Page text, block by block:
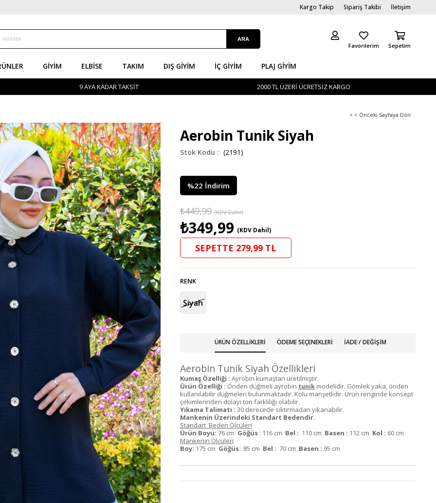
Kargo Takip Sipariş Takibi İletişim
Sepetim
Favorilerim
GIYIM ELBISE TAKIM DIŞ GIYIM İÇ GİYIM PLAJ GIYIM
9 AYA KADAR TAKSİT 2000 TL ÜZERİ ÜCRETSİZ KARGO
< < Önceki Sayfaya Dön
Aerobin Tunik Siyah
(2191)
%22 İndirim
₺449,99 (KDV Dahil)
₺349,99 (KDV Dahil)
SEPETTE 279,99 TL
RENK
Siyah
ÜRÜN ÖZELLIKLERI ÖDEME SEÇENEKLERI İADE / DEĞIŞIM
Aerobin Tunik Siyah Özellikleri
Kumaş Özelliği : Ayrobin kumaştan üretilmiştir.
Ürün Özelliği : Önden düğmeli ayrobin tunik modelidir. Gömlek yaka, önden
kullanılabilir düğmeleri bulunmaktadır. Kolu manşetlidir. Ürün renginde konsept
çekimlerinden dolayı ton farklılığı olabilir.
Yıkama Talimatı : 30 derecede sıktırmadan yıkanabilir.
Mankenin Üzerindeki Standart Bedendir.
Standart Beden Ölçüleri
Ürün Boyu: 76 cm Göğüs : 116 cm Bel : 110 cm Basen : 112 cm Kol : 60 cm
Mankenin Ölçüleri
Boy: 175 cm Göğüs : 85 cm Bel : 70 cm Basen : 95 cm